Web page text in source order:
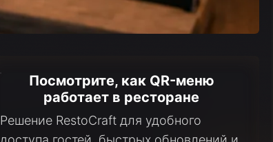
Посмотрите, как QR-меню
работает в ресторане
Решение RestoCraft для удобного